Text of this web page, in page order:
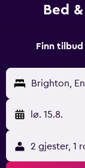
Bed
Finn
Brighton,
lø. 15.8.
2 gjester, 1